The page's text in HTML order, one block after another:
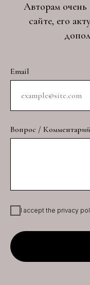
Авторам
сайте, его
Email
Вопрос / Комментарий
I accept the privacy